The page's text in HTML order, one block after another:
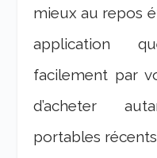
mieux au repos
application
facilement par
d’acheter
portables